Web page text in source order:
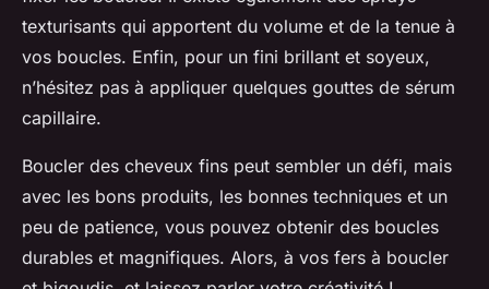
texturisants qui apportent du volume et de la tenue à
vos boucles. Enfin, pour un fini brillant et soyeux,
n’hésitez pas à appliquer quelques gouttes de sérum
capillaire.
Boucler des cheveux fins peut sembler un défi, mais
avec les bons produits, les bonnes techniques et un
peu de patience, vous pouvez obtenir des boucles
durables et magnifiques. Alors, à vos fers à boucler